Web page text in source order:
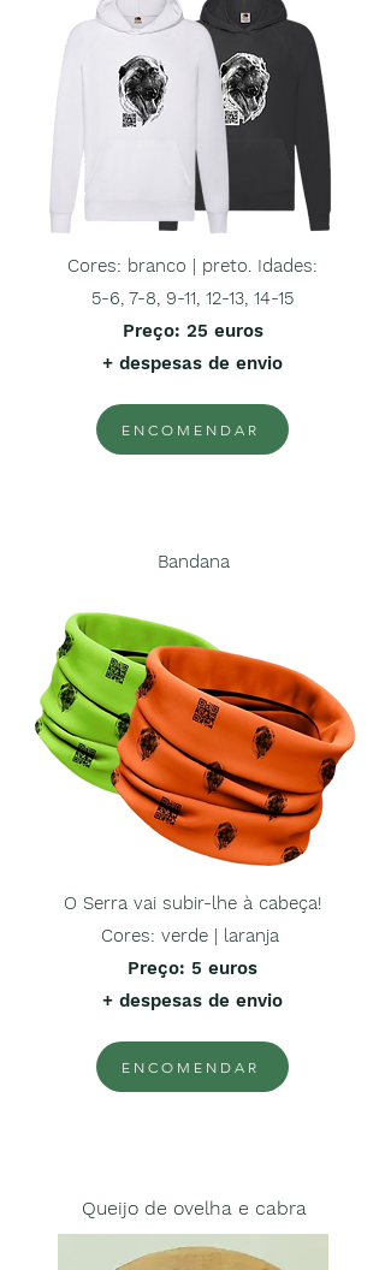
Cores: branco | preto. Idades:
5-6, 7-8, 9-11, 12-13, 14-15
Preço: 25 euros
+ despesas de envio
ENCOMENDAR
Bandana
O Serra vai subir-lhe à cabeça!
Cores: verde | laranja
Preço: 5 euros
+ despesas de envio
ENCOMENDAR
Queijo de ovelha e cabra